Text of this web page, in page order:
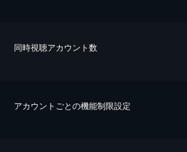
同時視聴アカウント数
アカウントごとの機能制限設定